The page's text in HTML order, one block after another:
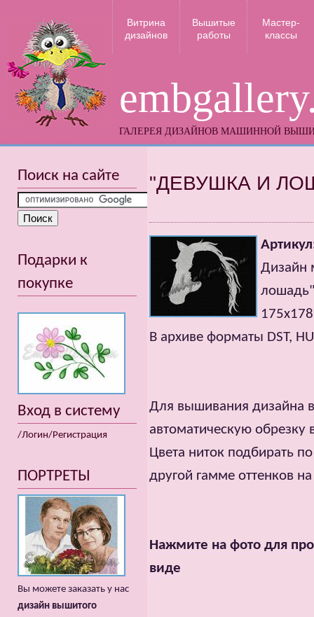
ГАЛЕРЕЯ ДИЗАЙНОВ МАШИННОЙ
Витрина
дизайнов
Вышитые
работы
Мастер-
классы
"ДЕВУШКА И
Дизайн
В архиве форматы DST,
Для вышивания дизайна
автоматическую
Цвета ниток подбирать
другой гамме оттенков
Нажмите на фото для
виде
Поиск на сайте
Подарки к
покупке
Вход в систему
/Логин/Регистрация
ПОРТРЕТЫ
Вы можете заказать у нас
дизайн вышитого